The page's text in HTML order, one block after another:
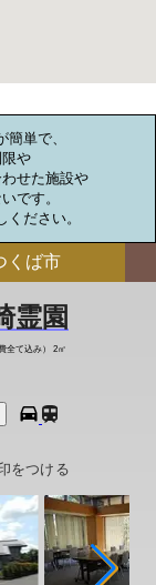
簡単で、
や
せた施設や
です。
ださい。
くば市
霊園
全て込み） 2㎡
をつける